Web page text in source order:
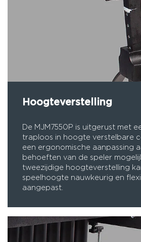
Hoogteverstelling
De MJM7550P is uitgerust met
traploos in hoogte verstelbare
een ergonomische aanpassing
behoeften van de speler
tweezijdige hoogteverstelling
speelhoogte nauwkeurig en
aangepast.